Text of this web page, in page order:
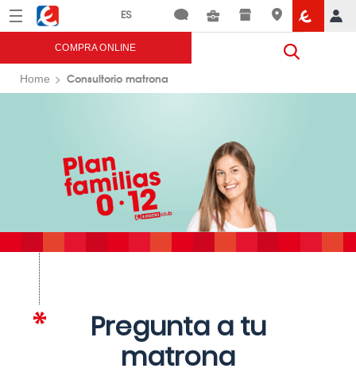
Menú Eroski
COMPRA ONLINE
Home Consultorio matrona
Pregunta a tu
matrona